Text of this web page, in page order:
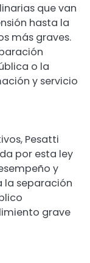
que van
hasta la
más graves.
o la
y servicio
Pesatti
por esta ley
y
la separación
grave